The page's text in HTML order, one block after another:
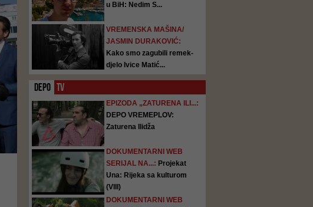
u BiH: Nedim S...
VREMENSKA MAŠINA/
JASMIN DURAKOVIĆ:
Kako smo zagubili remek-
djelo Ivice Matić...
DEPO TV
EPIZODA „ZATURENA ILI...:
DEPO VREMEPLOV:
Zaturena Ilidža
DOKUMENTARNI WEB
SERIJAL NA...: Projekat
Una: Rijeka sa kulturom
(VIII)
DOKUMENTARNI WEB